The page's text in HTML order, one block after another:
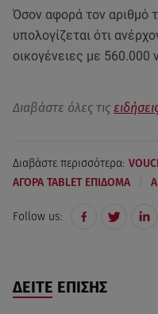
Όσον αφορά τον αριθμό
υπολογίζεται ότι
οικογένειες με 560.000
Διαβάστε όλες τις
Διαβάστε περισσότερα:
ΑΓΟΡΑ TABLET ΕΠΙΔΟΜΑ
Follow us:
ΔΕΙΤΕ ΕΠΙΣΗΣ